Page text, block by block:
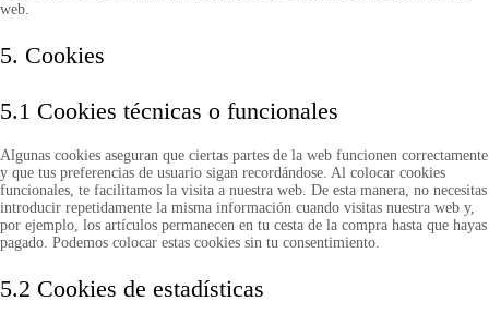
web.
5. Cookies
5.1 Cookies técnicas o funcionales
Algunas cookies aseguran que ciertas partes de la web funcionen correctamente
y que tus preferencias de usuario sigan recordándose. Al colocar cookies
funcionales, te facilitamos la visita a nuestra web. De esta manera, no necesitas
introducir repetidamente la misma información cuando visitas nuestra web y,
por ejemplo, los artículos permanecen en tu cesta de la compra hasta que hayas
pagado. Podemos colocar estas cookies sin tu consentimiento.
5.2 Cookies de estadísticas